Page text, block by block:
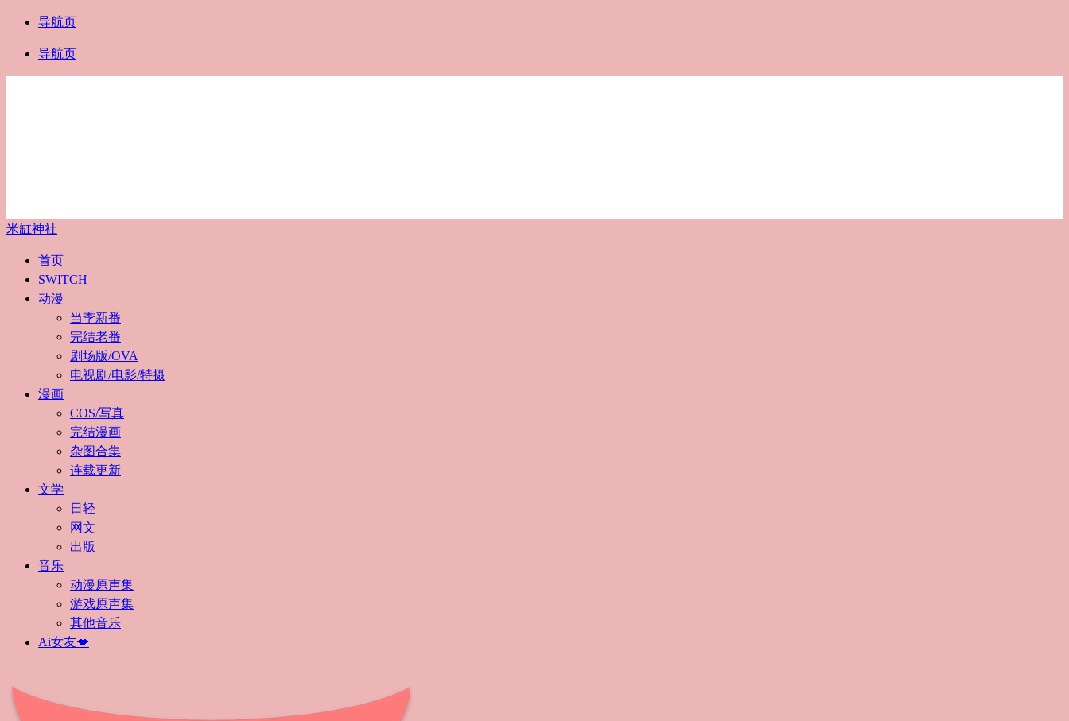
导航页
导航页
米缸神社
首页
SWITCH
动漫
当季新番
完结老番
剧场版/OVA
电视剧/电影/特摄
漫画
COS/写真
完结漫画
杂图合集
连载更新
文学
日轻
网文
出版
音乐
动漫原声集
游戏原声集
其他音乐
Ai女友💋